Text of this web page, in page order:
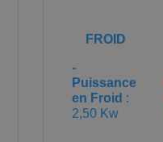
FROID
-
Puissance
en Froid :
2,50 Kw